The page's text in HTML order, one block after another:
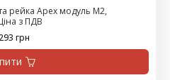
Apex модуль М2,
з ПДВ
грн